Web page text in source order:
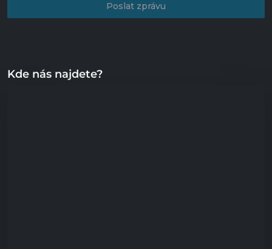
Poslat zprávu
Kde nás najdete?